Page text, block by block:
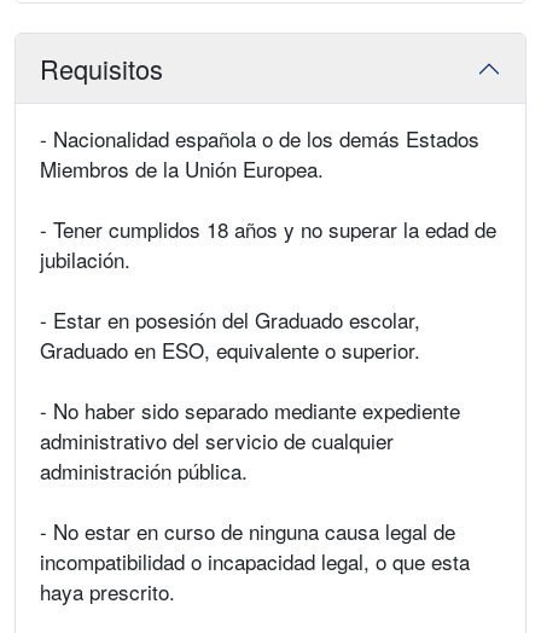
Requisitos
- Nacionalidad española o de los demás Estados
Miembros de la Unión Europea.
- Tener cumplidos 18 años y no superar la edad de
jubilación.
- Estar en posesión del Graduado escolar,
Graduado en ESO, equivalente o superior.
- No haber sido separado mediante expediente
administrativo del servicio de cualquier
administración pública.
- No estar en curso de ninguna causa legal de
incompatibilidad o incapacidad legal, o que esta
haya prescrito.